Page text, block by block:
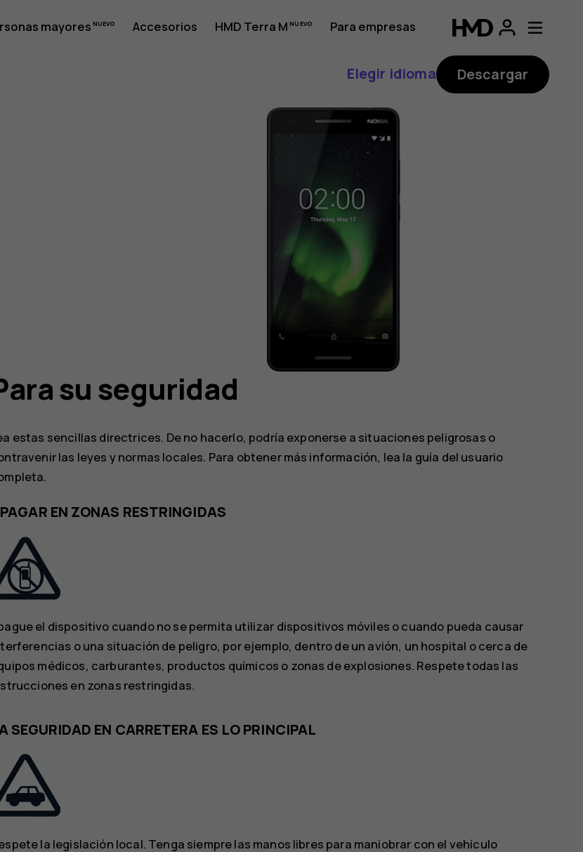
mayores Accesorios HMD Terra M
Para empresas
Elegir idioma Descargar
su seguridad
estas sencillas directrices. De no hacerlo, podría exponerse a situaciones peligrosas o
las leyes y normas locales. Para obtener más información, lea la guía del usuario
EN ZONAS RESTRINGIDAS
el dispositivo cuando no se permita utilizar dispositivos móviles o cuando pueda causar
o una situación de peligro, por ejemplo, dentro de un avión, un hospital o cerca de
médicos, carburantes, productos químicos o zonas de explosiones. Respete todas las
en zonas restringidas.
SEGURIDAD EN CARRETERA ES LO PRINCIPAL
la legislación local. Tenga siempre las manos libres para maniobrar con el vehículo